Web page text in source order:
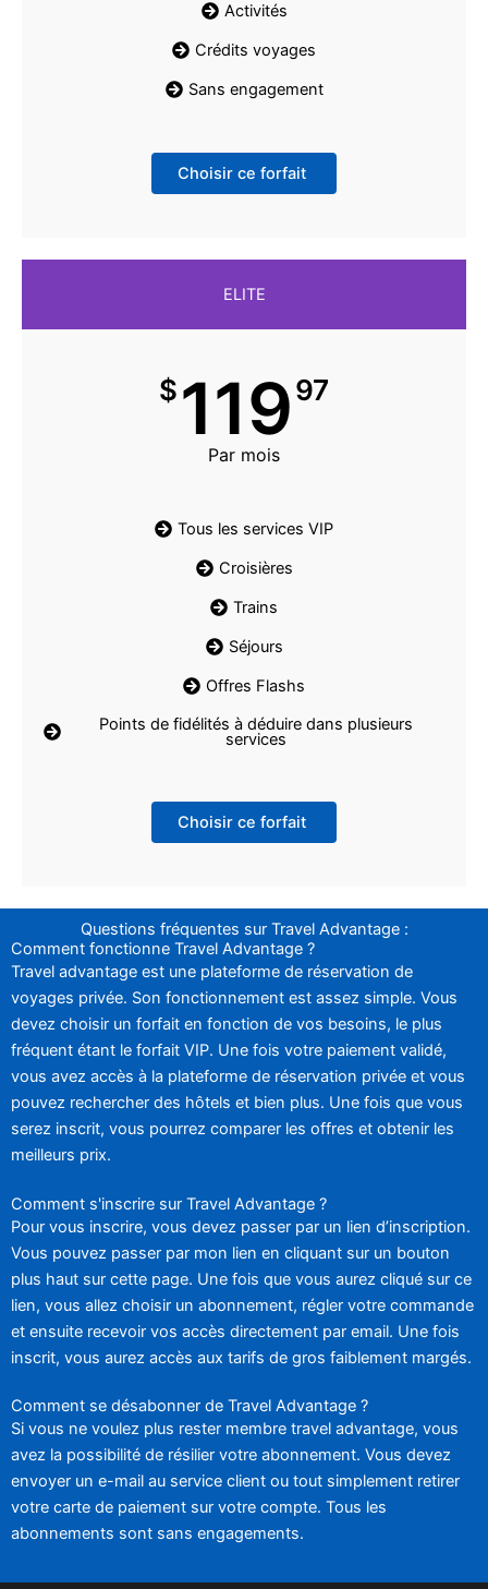
Activités
Crédits voyages
Sans engagement
Choisir ce forfait
ELITE
$11997
Par mois
Tous les services VIP
Croisières
Trains
Séjours
Offres Flashs
Points de fidélités à déduire dans plusieurs
services
Choisir ce forfait
Questions fréquentes sur Travel Advantage :
Comment fonctionne Travel Advantage ?
Travel advantage est une plateforme de réservation de
voyages privée. Son fonctionnement est assez simple. Vous
devez choisir un forfait en fonction de vos besoins, le plus
fréquent étant le forfait VIP. Une fois votre paiement validé,
vous avez accès à la plateforme de réservation privée et vous
pouvez rechercher des hôtels et bien plus. Une fois que vous
serez inscrit, vous pourrez comparer les offres et obtenir les
meilleurs prix.
Comment s'inscrire sur Travel Advantage ?
Pour vous inscrire, vous devez passer par un lien d’inscription.
Vous pouvez passer par mon lien en cliquant sur un bouton
plus haut sur cette page. Une fois que vous aurez cliqué sur ce
lien, vous allez choisir un abonnement, régler votre commande
et ensuite recevoir vos accès directement par email. Une fois
inscrit, vous aurez accès aux tarifs de gros faiblement margés.
Comment se désabonner de Travel Advantage ?
Si vous ne voulez plus rester membre travel advantage, vous
avez la possibilité de résilier votre abonnement. Vous devez
envoyer un e-mail au service client ou tout simplement retirer
votre carte de paiement sur votre compte. Tous les
abonnements sont sans engagements.